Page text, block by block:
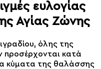
ευλογίας
Αγίας Ζώνης
όλης της
κατά
κύματα της θαλάσσης